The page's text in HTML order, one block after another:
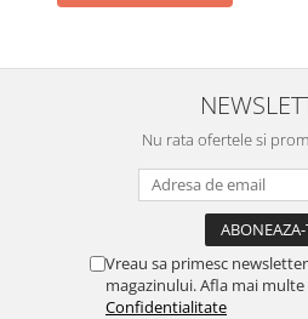
Nu rata ofertele si
Vreau sa primesc
magazinului. Afla mai multe
Confidentialitate